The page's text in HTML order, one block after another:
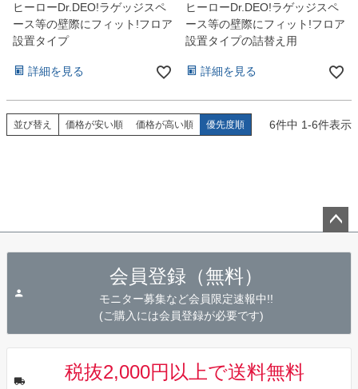
ヒーローDr.DEO!ラゲッジスペ
ース等の壁際にフィット!フロア
設置タイプ
詳細を見る
ヒーローDr.DEO!ラゲッジスペ
ース等の壁際にフィット!フロア
設置タイプの詰替え用
詳細を見る
並び替え 価格が安い順 価格が高い順 優先度順 6件中 1-6件表示
会員登録（無料）
モニター募集など会員限定速報中!!
(ご購入には会員登録が必要です)
税抜2,000円以上で送料無料